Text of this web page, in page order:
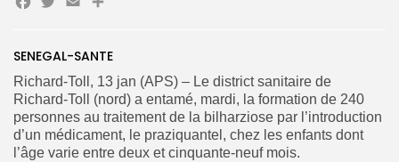
for:
Search
Button
FR
SENEGAL-SANTE
Richard-Toll, 13 jan (APS) – Le district sanitaire de
Richard-Toll (nord) a entamé, mardi, la formation de 240
personnes au traitement de la bilharziose par l’introduction
d’un médicament, le praziquantel, chez les enfants dont
l’âge varie entre deux et cinquante-neuf mois.